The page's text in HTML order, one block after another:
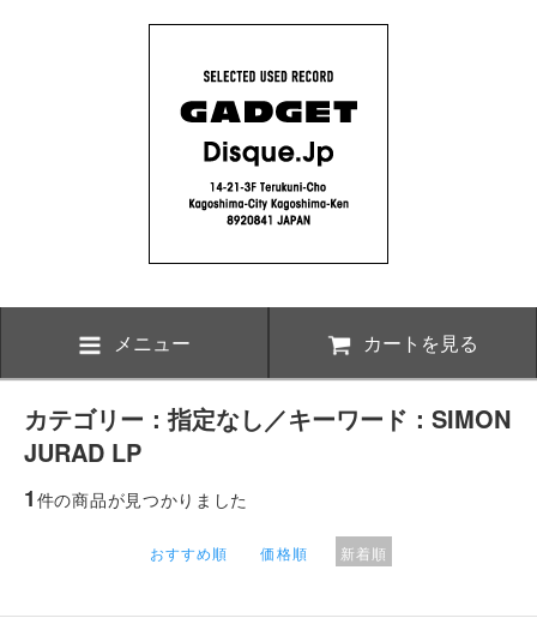
メニュー カートを見る
カテゴリー：指定なし／キーワード：SIMON
JURAD LP
1 件の商品が見つかりました
おすすめ順 価格順 新着順